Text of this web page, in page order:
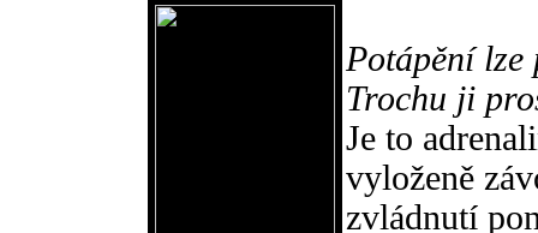
Potápění
Trochu ji
Je to
vyloženě
zvládnutí